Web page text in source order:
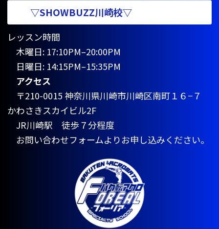
▽SHOWBUZZ川崎校▽
レッスン時間
木曜日: 17:10PM–20:00PM
日曜日: 14:15PM–15:35PM
アクセス
〒210-0015 神奈川県川崎市川崎区南町１６−７
かわさきスカイビル2F
JR川崎駅 徒歩７分程度
お問い合わせフォームよりお申し込みください。